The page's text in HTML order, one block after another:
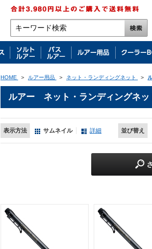
HOME > ルアー用品 > ネット・ランディングネット >
ルアー ネット・ランディングネッ
表示方法 サムネイル 詳細 並び替え